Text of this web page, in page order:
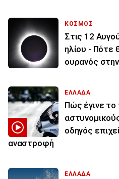
ΚΟΣΜΟΣ
Στις 12
ηλίου - Πότε
ουρανός
ΕΛΛΑΔΑ
Πώς έγινε το
οδηγός
αναστροφή
ΕΛΛΑΔΑ